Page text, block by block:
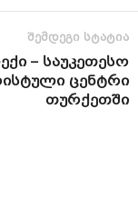
შემდეგი სტატია
– საუკეთესო
ცენტრი
თურქეთში